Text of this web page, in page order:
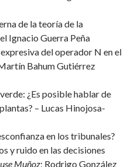
de la teoría de la
Ignacio Guerra Peña
del operador N en el
Bahum Gutiérrez
¿Es posible hablar de
– Lucas Hinojosa-
en los tribunales?
y ruido en las decisiones
Muñoz; Rodrigo González